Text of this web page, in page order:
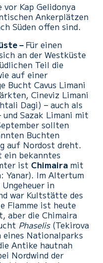
Kap Gelidonya
Ankerplätzen
Süden offen sind.
– Für einen
an der Westküste
Teil die
auf einer
Bucht Cavus Limani
Cineviz Limani
Dagi) – auch als
Sazak Limani mit
sollten
Buchten
auf Nordost dreht.
ein bekanntes
ist Chimaira mit
Yanar). Im Altertum
in
war Kultstätte des
Flamme ist heute
aber die Chimaira
Phaselis (Tekirova
Nationalparks
Antike hautnah
Nordwind der